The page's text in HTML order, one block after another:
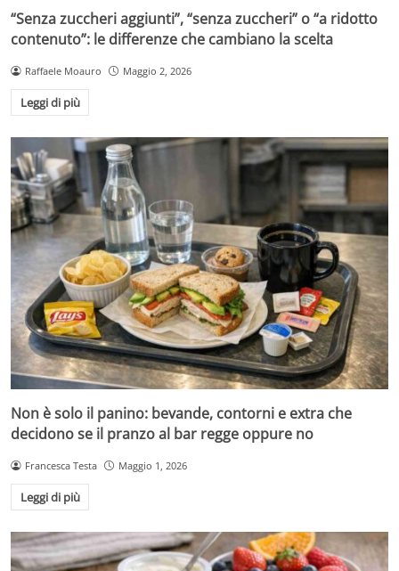
“Senza zuccheri aggiunti”, “senza zuccheri” o “a ridotto
contenuto”: le differenze che cambiano la scelta
Raffaele Moauro Maggio 2, 2026
Leggi di più
Non è solo il panino: bevande, contorni e extra che
decidono se il pranzo al bar regge oppure no
Francesca Testa Maggio 1, 2026
Leggi di più